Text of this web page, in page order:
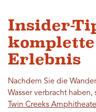
Insider-
Erlebnis
Nachdem Sie die
Wasser verbracht
Twin Creeks